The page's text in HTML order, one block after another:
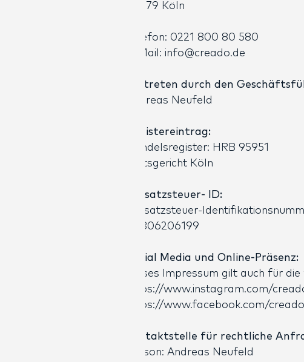
50679 Köln
Telefon: 0221 800 80 580
E-Mail: info@creado.de
Vertreten durch den
Andreas Neufeld
Registereintrag:
Handelsregister: HRB 95951
Amtsgericht Köln
Umsatzsteuer- ID:
Umsatzsteuer-
DE306206199
Social Media und Online-Präsenz:
Dieses Impressum gilt auch für
https://www.instagram.com/
https://www.facebook.com/
Kontaktstelle für rechtliche
Person: Andreas Neufeld